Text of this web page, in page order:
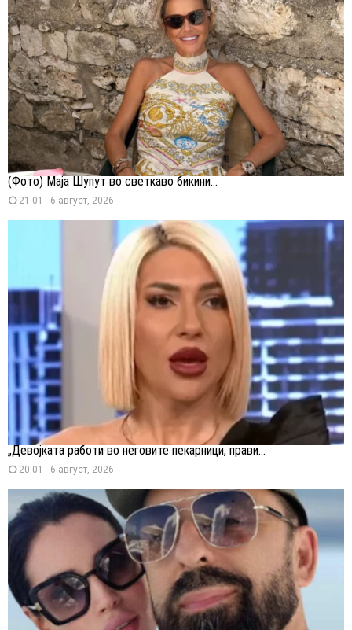
(Фото) Маја Шупут во светкаво бикини...
21:01 - 6 август, 2026
„Девојката работи во неговите пекарници, прави...
20:01 - 6 август, 2026